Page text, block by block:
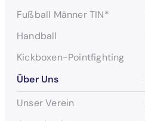
Fußball Männer TIN*
Handball
Kickboxen-Pointfighting
Über Uns
Unser Verein